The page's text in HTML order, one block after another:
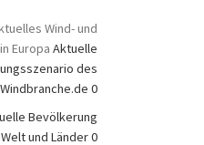
Wind- und
Europa Aktuelle
des
0
Bevölkerung
und Länder 0